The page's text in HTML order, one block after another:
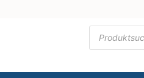
Products
search